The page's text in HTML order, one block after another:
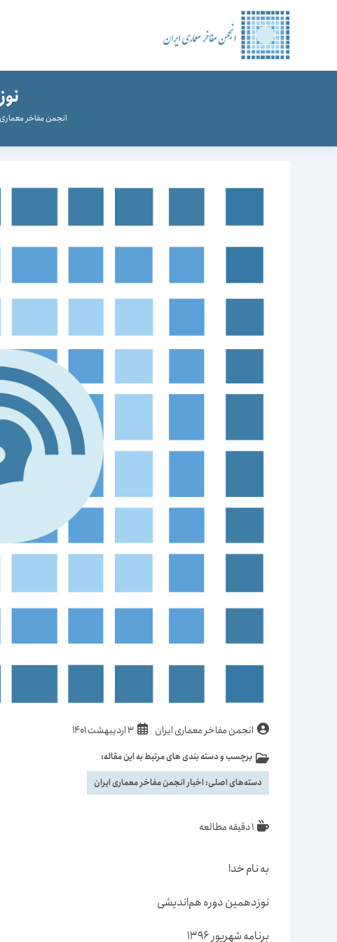
انجمن مفاخر معماری
نویسندهٔانجمن مفاخر معماری ایران نوشته
شده
است:
3 اردیبهشت 1401
دسته‌
نوشته:
برچسب و دسته بندی های مرتبط به این مقاله:
دسته‌های اصلی: اخبار انجمن مفاخر معماری ایران
زمان1 دقیقه مطالعه
به نام خدا
نوزدهمین دوره هم‌اندیشی
برنامه‌ شهریور 1396